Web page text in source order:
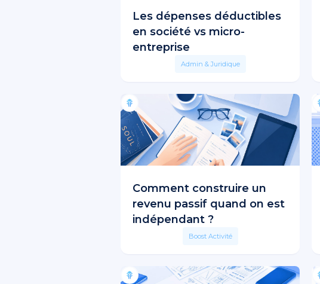
Les dépenses déductibles
en société vs micro-
entreprise
Admin & Juridique
Comment construire un
revenu passif quand on est
indépendant ?
Boost Activité